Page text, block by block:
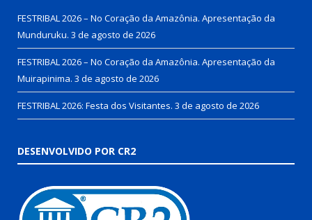
FESTRIBAL 2026 – No Coração da Amazônia. Apresentação da
Munduruku. 3 de agosto de 2026
FESTRIBAL 2026 – No Coração da Amazônia. Apresentação da
Muirapinima. 3 de agosto de 2026
FESTRIBAL 2026: Festa dos Visitantes. 3 de agosto de 2026
DESENVOLVIDO POR CR2